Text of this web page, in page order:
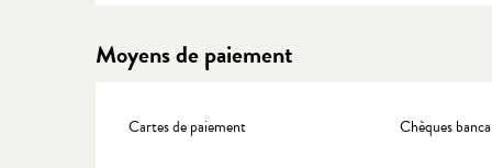
Moyens de paiement
Cartes de paiement Chèques